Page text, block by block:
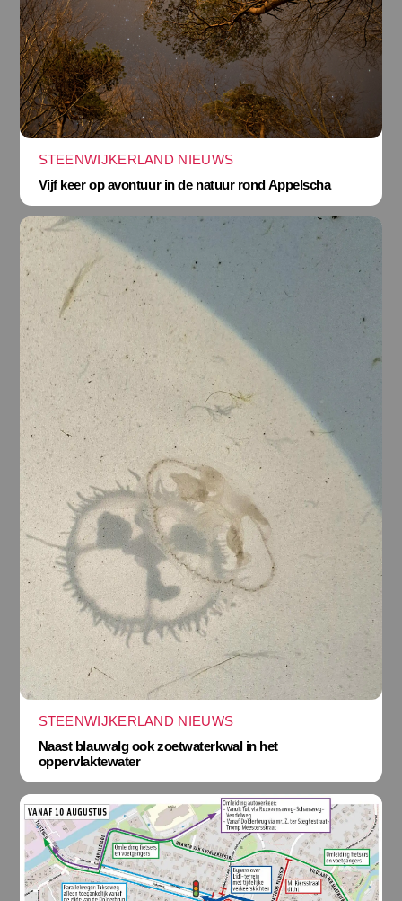
STEENWIJKERLAND NIEUWS
Vijf keer op avontuur in de natuur rond Appelscha
STEENWIJKERLAND NIEUWS
Naast blauwalg ook zoetwaterkwal in het
oppervlaktewater